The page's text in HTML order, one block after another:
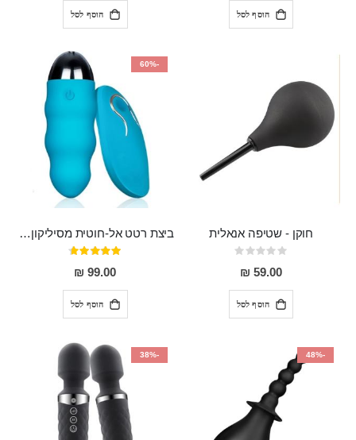
הוסף לסל הוסף לסל
חוקן - שטיפה אנאלית
Rating:
0%
59.00 ₪
הוסף לסל
-60%
ביצת רטט אל-חוטית מסיליקון רפואי בגודל של 8 ס"מ ורוחב 3 ס"מ בעלת 20 מהירויות שונות "ENKI"
דירוג:
93%
99.00 ₪
הוסף לסל
-48%
-38%